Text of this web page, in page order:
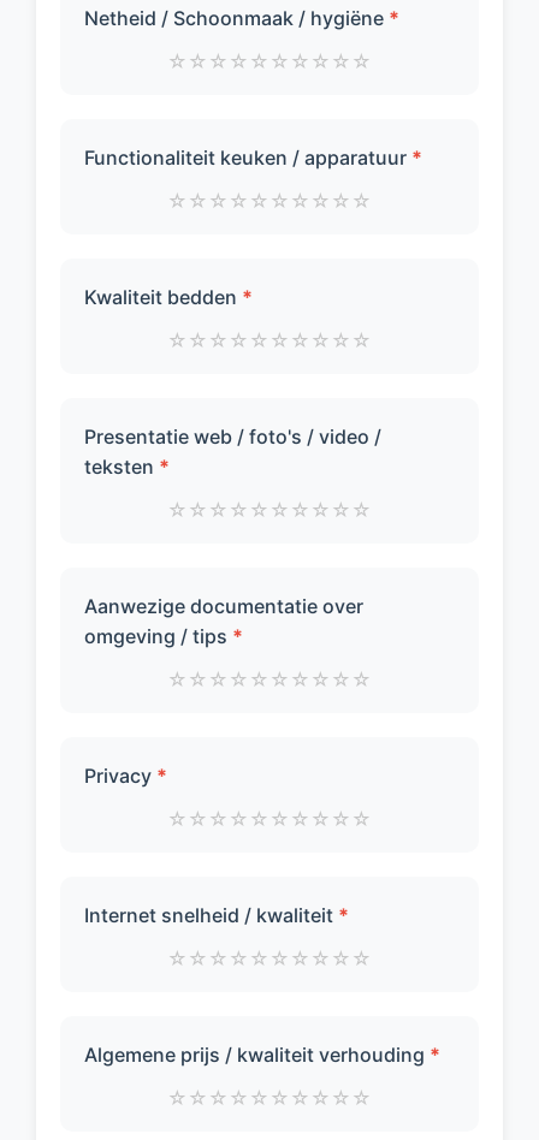
Netheid / Schoonmaak / hygiëne *
☆ ☆ ☆ ☆ ☆ ☆ ☆ ☆ ☆ ☆
Functionaliteit keuken / apparatuur *
☆ ☆ ☆ ☆ ☆ ☆ ☆ ☆ ☆ ☆
Kwaliteit bedden *
☆ ☆ ☆ ☆ ☆ ☆ ☆ ☆ ☆ ☆
Presentatie web / foto's / video /
teksten *
☆ ☆ ☆ ☆ ☆ ☆ ☆ ☆ ☆ ☆
Aanwezige documentatie over
omgeving / tips *
☆ ☆ ☆ ☆ ☆ ☆ ☆ ☆ ☆ ☆
Privacy *
☆ ☆ ☆ ☆ ☆ ☆ ☆ ☆ ☆ ☆
Internet snelheid / kwaliteit *
☆ ☆ ☆ ☆ ☆ ☆ ☆ ☆ ☆ ☆
Algemene prijs / kwaliteit verhouding *
☆ ☆ ☆ ☆ ☆ ☆ ☆ ☆ ☆ ☆